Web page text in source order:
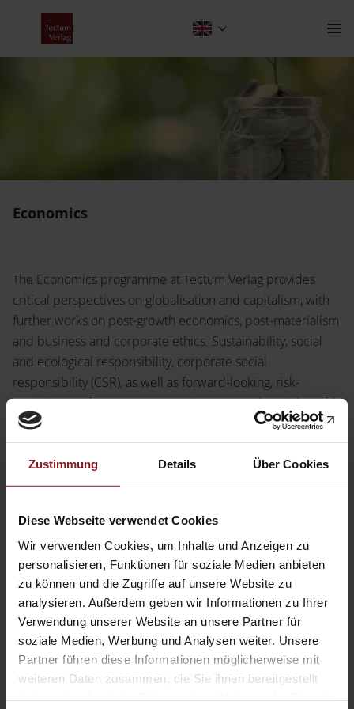
Zustimmung Details Über Cookies
Diese Webseite verwendet Cookies
Wir verwenden Cookies, um Inhalte und Anzeigen zu
personalisieren, Funktionen für soziale Medien anbieten
zu können und die Zugriffe auf unsere Website zu
analysieren. Außerdem geben wir Informationen zu Ihrer
Verwendung unserer Website an unsere Partner für
soziale Medien, Werbung und Analysen weiter. Unsere
Partner führen diese Informationen möglicherweise mit
weiteren Daten zusammen, die Sie ihnen bereitgestellt
About Us
Contact
Programme
Publishing Programme
Open Access
Scientific Publishing
Young Academics
Service
Shop
Inlibra
Economics
Economics
The Economics programme at Tectum Verlag provides
critical perspectives on globalisation and capitalism, with
further works on post-growth economics, post-materialism
and business and corporate ethics. Sustainability, social
and ecological responsibility, corporate social
responsibility (CSR), as well as forward-looking, risk-
conscious and resource-conserving economic activity – this
is what Tectum Verlag stands for programmatically and
entrepreneurially. We therefore already print individual
works according to the environmentally friendly cradle-to-
cradle process.
Publication Series
Wirtschaftspolitische
Forschungsarbeiten der
Universität zu Köln
A Tectum Publication: